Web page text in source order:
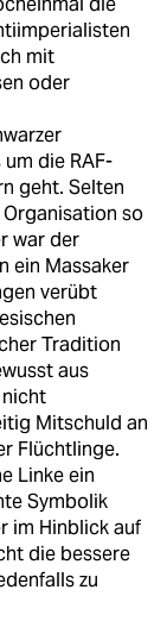
mit
oder
die RAF-
geht. Selten
so
war der
ein Massaker
verübt
Tradition
aus
Mitschuld an
Flüchtlinge.
Linke ein
Symbolik
im Hinblick auf
die bessere
zu